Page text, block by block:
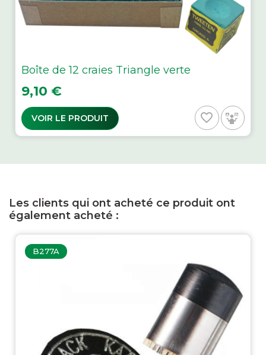
Boîte de 12 craies Triangle verte
Prix
9,10 €
VOIR LE PRODUIT favorite_border
Les clients qui ont acheté ce produit ont
également acheté :
B277A